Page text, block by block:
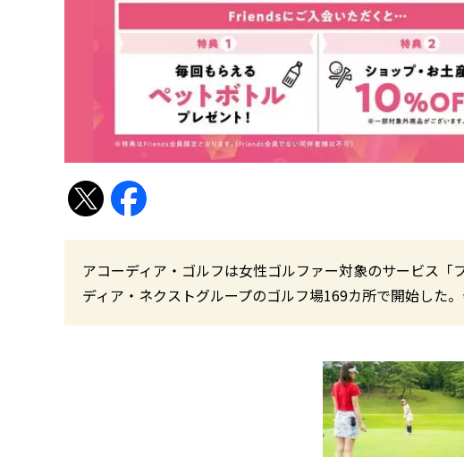
アコーディア・ゴルフは女性ゴルファー対象のサービス「
ディア・ネクストグループのゴルフ場169カ所で開始した。